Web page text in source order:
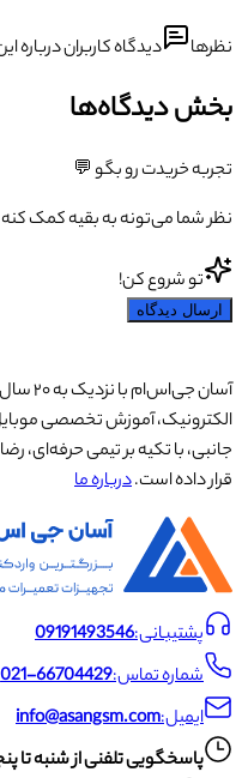
نظرها دیدگاه کاربران
بخش دیدگاه‌ها
تجربه خریدت رو بگو 💬
نظر شما می‌تونه به بقیه کمک
تو شروع کن!
ارسال دیدگاه
آسان
الکترونیک، آموزش تخصصی موبایل
جانبی، با تکیه بر تیمی حرفه‌ای،
قرار داده است.درباره ما
پشتیبانی:09191493546
شماره تماس:021-66704429
ایمیل:info@asangsm.com
پاسخگویی تلفنی از شنبه تا